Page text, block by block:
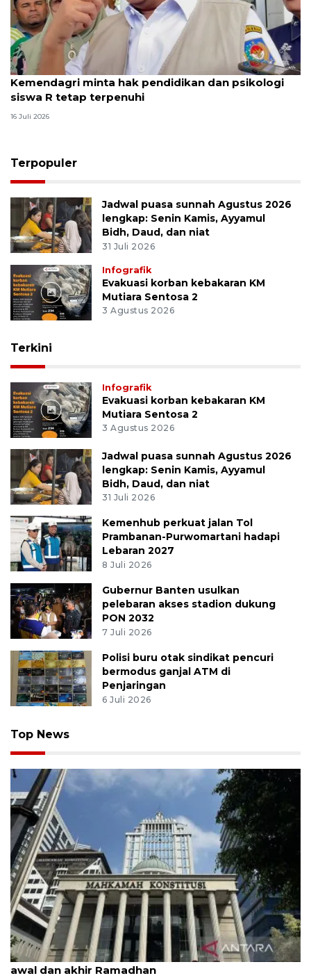
Kemendagri minta hak pendidikan dan psikologi
siswa R tetap terpenuhi
16 Juli 2026
Terpopuler
Jadwal puasa sunnah Agustus 2026
lengkap: Senin Kamis, Ayyamul
Bidh, Daud, dan niat
31 Juli 2026
Infografik
Evakuasi korban kebakaran KM
Mutiara Sentosa 2
3 Agustus 2026
Terkini
Infografik
Evakuasi korban kebakaran KM
Mutiara Sentosa 2
3 Agustus 2026
Jadwal puasa sunnah Agustus 2026
lengkap: Senin Kamis, Ayyamul
Bidh, Daud, dan niat
31 Juli 2026
Kemenhub perkuat jalan Tol
Prambanan-Purwomartani hadapi
Lebaran 2027
8 Juli 2026
Gubernur Banten usulkan
pelebaran akses stadion dukung
PON 2032
7 Juli 2026
Polisi buru otak sindikat pencuri
bermodus ganjal ATM di
Penjaringan
6 Juli 2026
Top News
MK uji materi UU Peradilan Agama perihal isbat
awal dan akhir Ramadhan